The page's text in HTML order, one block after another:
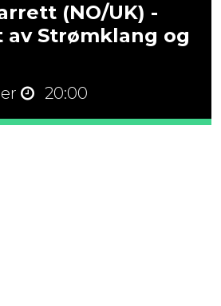
(NO/UK) -
Strømklang og
20:00